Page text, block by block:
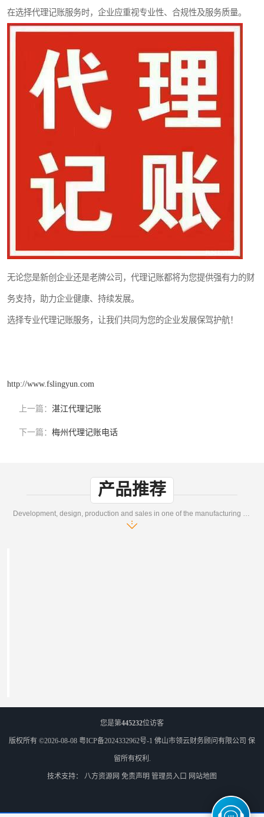
在选择代理记账服务时，企业应重视专业性、合规性及服务质量。
无论您是新创企业还是老牌公司，代理记账都将为您提供强有力的财
务支持，助力企业健康、持续发展。
选择专业代理记账服务，让我们共同为您的企业发展保驾护航！
http://www.fslingyun.com
上一篇： 湛江代理记账
下一篇： 梅州代理记账电话
产品推荐
Development, design, production and sales in one of the manufacturing enterprises
您是第445232位访客
版权所有 ©2026-08-08 粤ICP备2024332962号-1 佛山市领云财务顾问有限公司 保
留所有权利.
技术支持： 八方资源网 免责声明 管理员入口 网站地图